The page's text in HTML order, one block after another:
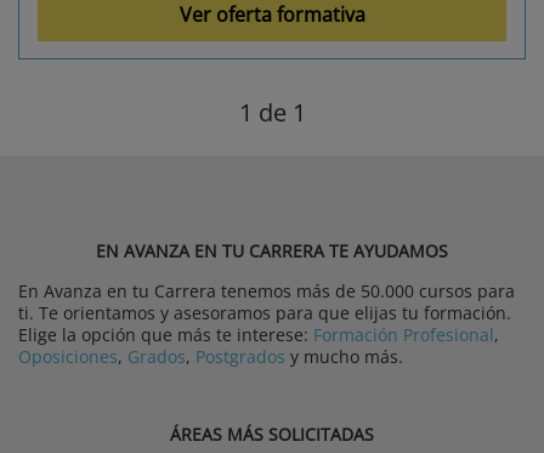
Ver oferta formativa
1 de 1
EN AVANZA EN TU CARRERA TE AYUDAMOS
En Avanza en tu Carrera tenemos más de 50.000 cursos para
ti. Te orientamos y asesoramos para que elijas tu formación.
Elige la opción que más te interese: Formación Profesional,
Oposiciones, Grados, Postgrados y mucho más.
ÁREAS MÁS SOLICITADAS